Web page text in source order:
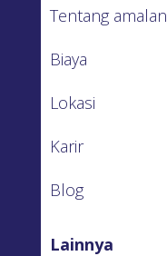
Tentang amalan
Biaya
Lokasi
Karir
Blog
Lainnya